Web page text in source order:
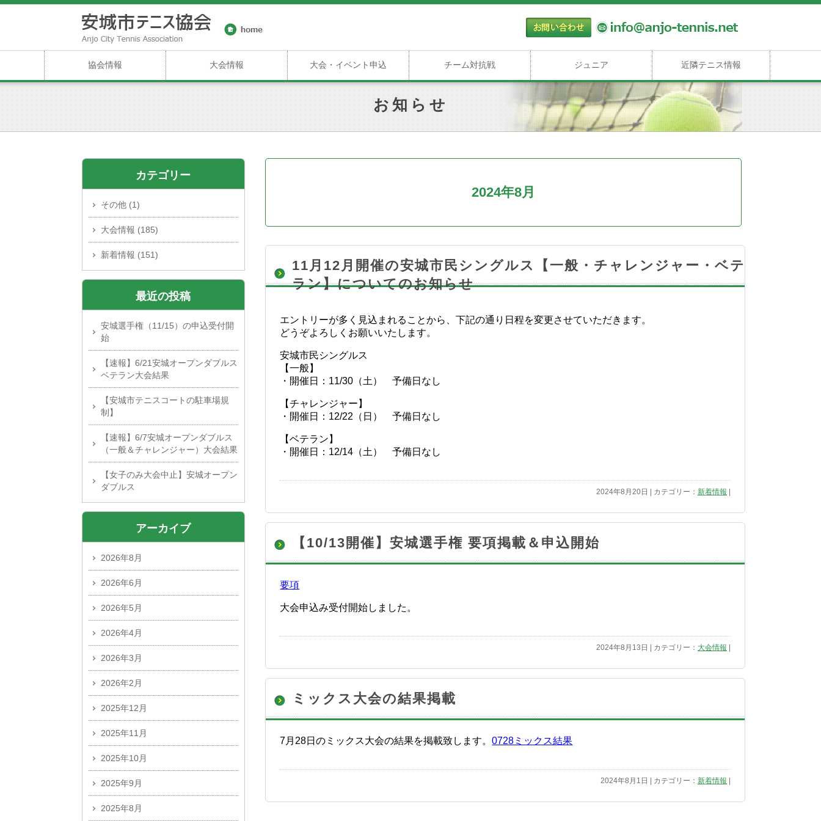
協会情報 大会情報 大会・イベント申込 チーム対抗戦 ジュニア 近隣テニス情報
お知らせ
2024年8月
11月12月開催の安城市民シングルス【一般・チャレンジャー・ベテ
ラン】についてのお知らせ
エントリーが多く見込まれることから、下記の通り日程を変更させていただきます。
どうぞよろしくお願いいたします。
安城市民シングルス
【一般】
・開催日：11/30（土） 予備日なし
【チャレンジャー】
・開催日：12/22（日） 予備日なし
【ベテラン】
・開催日：12/14（土） 予備日なし
2024年8月20日 | カテゴリー： 新着情報
【10/13開催】安城選手権 要項掲載＆申込開始
要項
大会申込み受付開始しました。
2024年8月13日 | カテゴリー： 大会情報
ミックス大会の結果掲載
7月28日のミックス大会の結果を掲載致します。0728ミックス結果
2024年8月1日 | カテゴリー： 新着情報
カテゴリー
その他(1)
大会情報 (185)
新着情報 (151)
最近の投稿
安城選手権（11/15）の申込受付開
始
【速報】6/21安城オープンダブルス
ベテラン大会結果
【安城市テニスコートの駐車場規
制】
【速報】6/7安城オープンダブルス
（一般＆チャレンジャー）大会結果
【女子のみ大会中止】安城オープン
ダブルス
アーカイブ
2026年8月
2026年6月
2026年5月
2026年4月
2026年3月
2026年2月
2025年12月
2025年11月
2025年10月
2025年9月
2025年8月